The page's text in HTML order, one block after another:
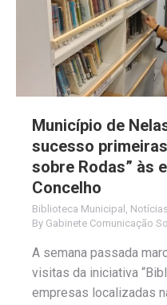
Município de
sucesso
sobre Rodas” às
Concelho
Biblioteca Municipal
By Gabinete Comunicação
A semana passada
visitas da iniciativa
empresas localizadas